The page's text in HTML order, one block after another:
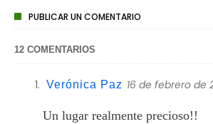
PUBLICAR UN COMENTARIO
12 COMENTARIOS
Verónica Paz 16 de febrero de
Un lugar realmente precioso!!